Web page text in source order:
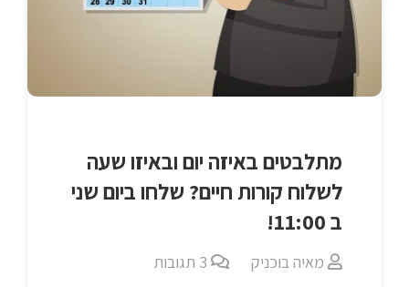
מתלבטים באיזה יום ובאיזו שעה
לשלוח קורות חיים? שלחו ביום שני
ב 11:00!
מאיה בוכניק 3 תגובות